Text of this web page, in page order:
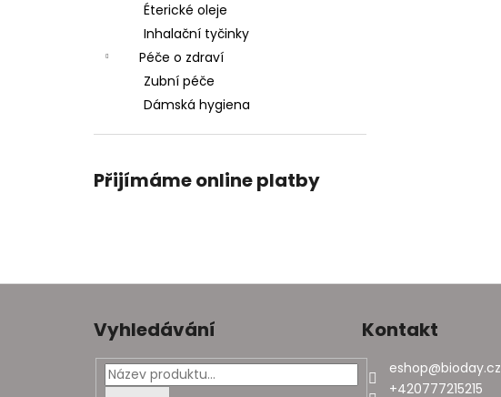
Éterické oleje
Inhalační tyčinky
Péče o zdraví
Zubní péče
Dámská hygiena
Přijímáme online platby
Z
Vyhledávání Kontakt
eshop@bioday.cz
+420777215215